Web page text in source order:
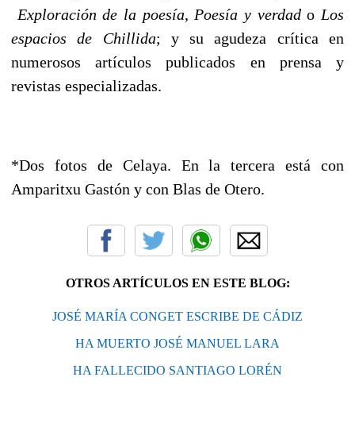
Exploración de la poesía, Poesía y verdado Los
espacios de Chillida; y su agudeza crítica en
numerosos artículos publicados en prensa y
revistas especializadas.
*Dos fotos de Celaya. En la tercera está con
Amparitxu Gastón y con Blas de Otero.
OTROS ARTÍCULOS EN ESTE BLOG:
JOSÉ MARÍA CONGET ESCRIBE DE CÁDIZ
HA MUERTO JOSÉ MANUEL LARA
HA FALLECIDO SANTIAGO LORÉN